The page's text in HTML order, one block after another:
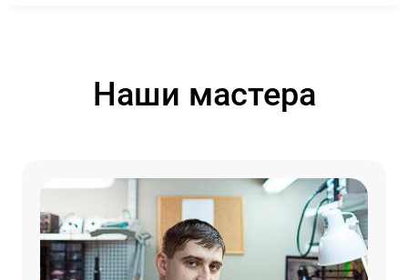
Наши мастера